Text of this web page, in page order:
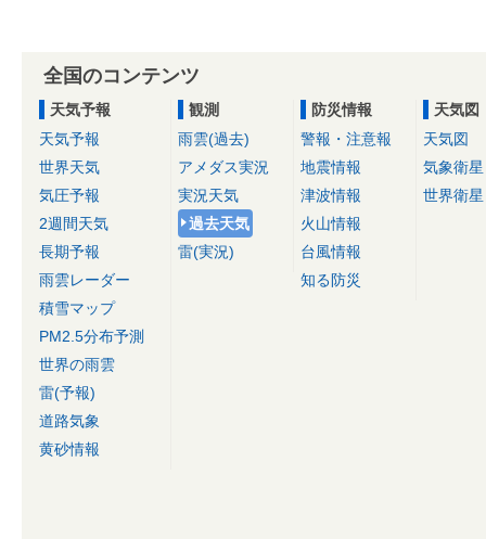
全国のコンテンツ
天気予報
天気予報
世界天気
気圧予報
2週間天気
長期予報
雨雲レーダー
積雪マップ
PM2.5分布予測
世界の雨雲
雷(予報)
道路気象
黄砂情報
観測
雨雲(過去)
アメダス実況
実況天気
過去天気
雷(実況)
防災情報
警報・注意報
地震情報
津波情報
火山情報
台風情報
知る防災
天気図
天気図
気象衛星
世界衛星